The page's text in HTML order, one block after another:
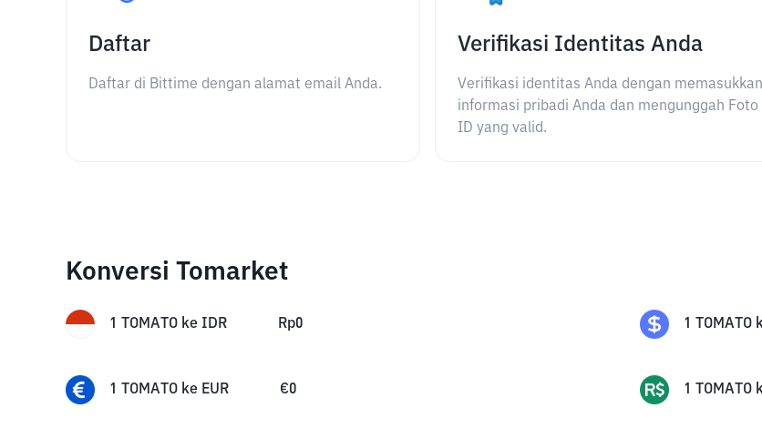
Daftar
Daftar di Bittime dengan alamat email Anda.
Verifikasi Identitas Anda
Verifikasi identitas Anda dengan memasukkan
informasi pribadi Anda dan mengunggah Foto
ID yang valid.
Konversi Tomarket
1 TOMATO ke IDR Rp0 1 TOMATO
1 TOMATO ke EUR €0 1 TOMATO